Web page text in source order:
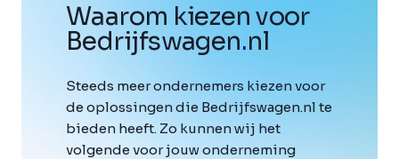
Waarom kiezen voor
Bedrijfswagen.nl
Steeds meer ondernemers kiezen voor
de oplossingen die Bedrijfswagen.nl te
bieden heeft. Zo kunnen wij het
volgende voor jouw onderneming